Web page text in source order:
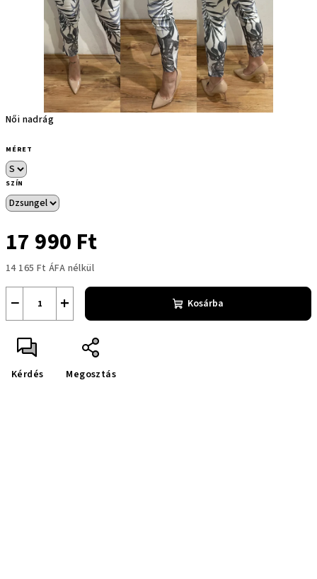
Női nadrág
MÉRET
SZÍN
17 990 Ft
14 165 Ft ÁFA nélkül
+
− Kosárba
Kérdés Megosztás